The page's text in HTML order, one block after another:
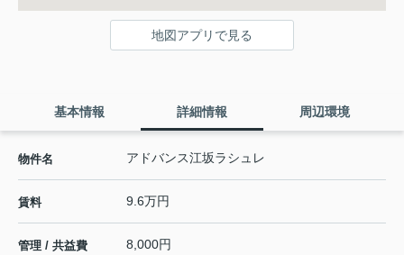
地図アプリで見る
基本情報 詳細情報 周辺環境
物件名 アドバンス江坂ラシュレ
賃料 9.6万円
管理 / 共益費 8,000円